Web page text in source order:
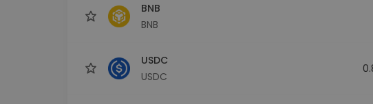
BNB
BNB
USDC
USDC